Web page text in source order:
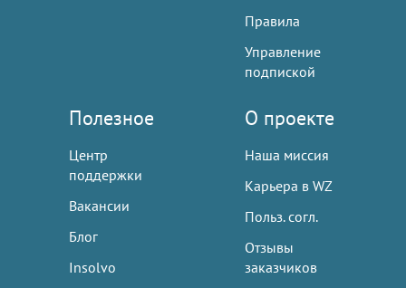
Правила
Управление
подпиской
Полезное
Центр
поддержки
Вакансии
Блог
Insolvo
О проекте
Наша миссия
Карьера в WZ
Польз. согл.
Отзывы
заказчиков